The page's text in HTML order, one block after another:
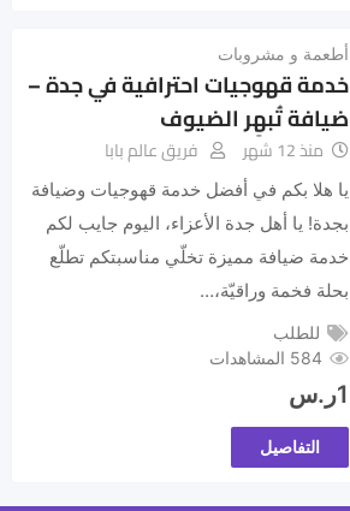
أطعمة و مشروبات
خدمة قهوجيات احترافية في جدة –
ضيافة تُبهِر الضيوف
منذ 12 شهر فريق عالم بابا
يا هلا بكم في أفضل خدمة قهوجيات وضيافة
بجدة! يا أهل جدة الأعزاء، اليوم جايب لكم
خدمة ضيافة مميزة تخلّي مناسبتكم تطلّع
بحلة فخمة وراقيّة،…
للطلب
584 المشاهدات
1ر.س
التفاصيل